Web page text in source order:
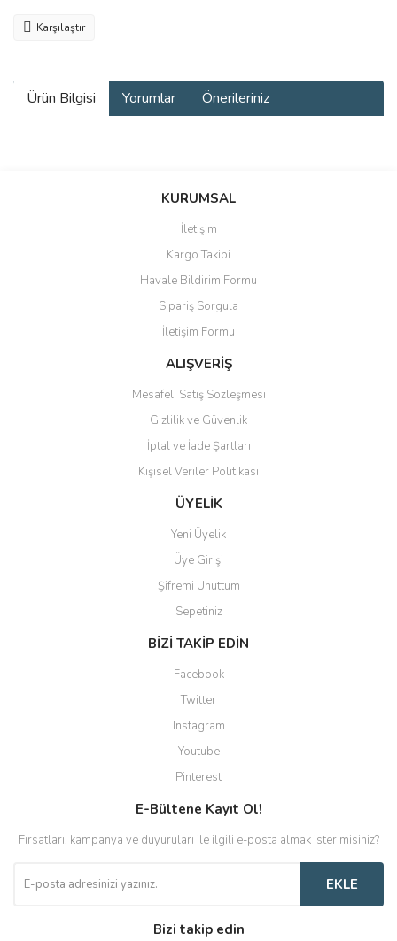
Karşılaştır
Ürün Bilgisi Yorumlar Önerileriniz
Bu ürüne ilk yorumu siz yapın!
Yorum Yaz
Ürün resmi kalitesiz, bozuk veya görüntülenemiyor.
Ürün açıklamasında eksik bilgiler bulunuyor.
Ürün bilgilerinde hatalar bulunuyor.
Ürün fiyatı diğer sitelerden daha pahalı.
Bu ürüne benzer farklı alternatifler olmalı.
Gönder
KURUMSAL
İletişim
Kargo Takibi
Havale Bildirim Formu
Sipariş Sorgula
İletişim Formu
ALIŞVERİŞ
Mesafeli Satış Sözleşmesi
Gizlilik ve Güvenlik
İptal ve İade Şartları
Kişisel Veriler Politikası
ÜYELİK
Yeni Üyelik
Üye Girişi
Şifremi Unuttum
Sepetiniz
BİZİ TAKİP EDİN
Facebook
Twitter
Instagram
Youtube
Pinterest
E-Bültene Kayıt Ol!
Fırsatları, kampanya ve duyuruları ile ilgili e-posta almak ister misiniz?
EKLE
Bizi takip edin